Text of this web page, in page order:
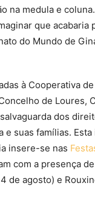
na medula e
que acabaria
do Mundo de
à Cooperativa
de Loures,
dos
suas famílias.
insere-se nas
com a presença
de agosto) e